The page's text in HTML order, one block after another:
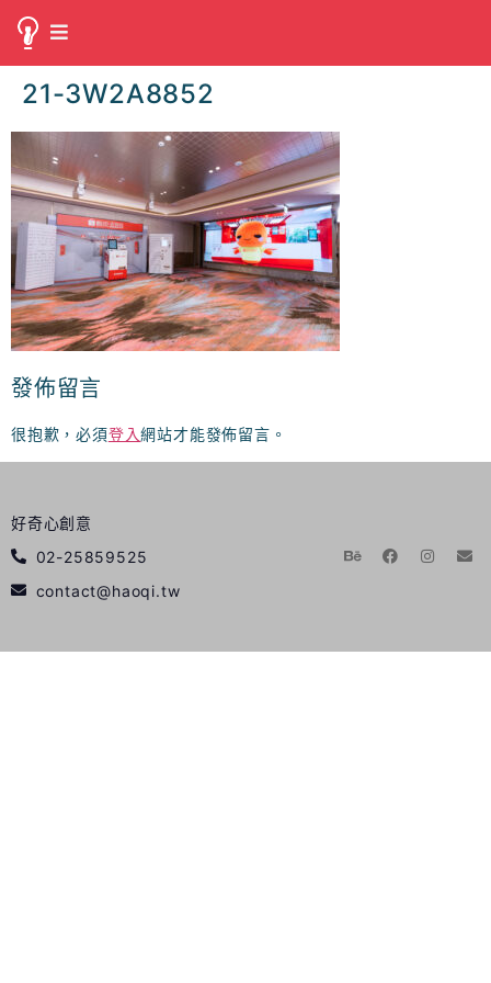
21-3W2A8852
發佈留言
很抱歉，必須登入網站才能發佈留言。
好奇心創意
02-25859525
contact@haoqi.tw